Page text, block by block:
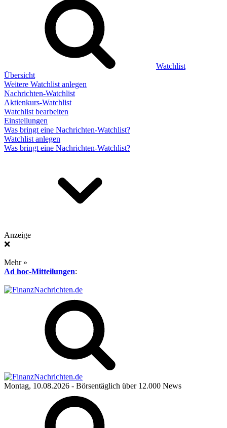
Watchlist
Übersicht
Weitere Watchlist anlegen
Nachrichten-Watchlist
Aktienkurs-Watchlist
Watchlist bearbeiten
Einstellungen
Was bringt eine Nachrichten-Watchlist?
Watchlist anlegen
Was bringt eine Nachrichten-Watchlist?
Anzeige
❌
Mehr »
Ad hoc-Mitteilungen:
Montag, 10.08.2026 - Börsentäglich über 12.000 News